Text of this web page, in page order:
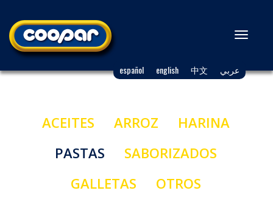
español english 中文 عربي
Toggle
ACEITES ARROZ
HARINA
PASTAS
SABORIZADOS
GALLETAS
OTROS